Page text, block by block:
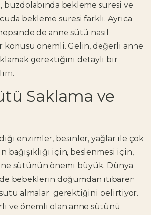
buzdolabında bekleme süresi ve
bekleme süresi farklı. Ayrıca
de anne sütü nasıl
konusu önemli. Gelin, değerli anne
gerektiğini detaylı bir
Saklama ve
enzimler, besinler, yağlar ile çok
bağışıklığı için, beslenmesi için,
sütünün önemi büyük. Dünya
bebeklerin doğumdan itibaren
sütü almaları gerektiğini belirtiyor.
ve önemli olan anne sütünü